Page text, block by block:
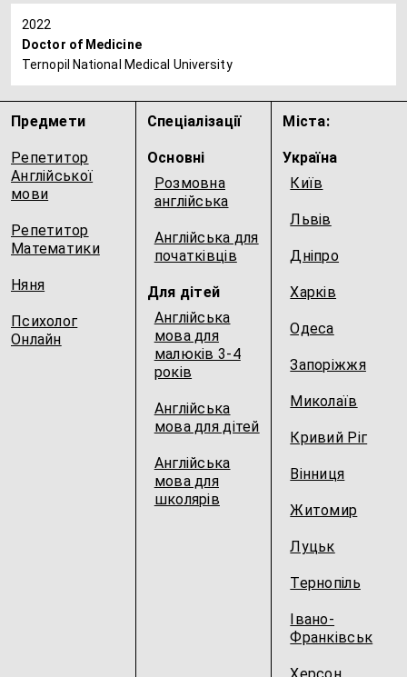
2022
Doctor of Medicine
Ternopil National Medical University
Предмети
Репетитор
Англійської
мови
Репетитор
Математики
Няня
Психолог
Онлайн
Спеціалізації
Основні
Розмовна
англійська
Англійська для
початківців
Для дітей
Англійська
мова для
малюків 3-4
років
Англійська
мова для дітей
Англійська
мова для
школярів
Міста:
Україна
Київ
Львів
Дніпро
Харків
Одеса
Запоріжжя
Миколаїв
Кривий Ріг
Вінниця
Житомир
Луцьк
Тернопіль
Івано-
Франківськ